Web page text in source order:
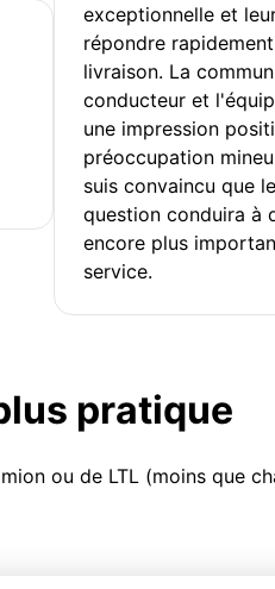
exceptionnelle et
répondre
livraison. La
conducteur et
une impression
préoccupation
suis convaincu que
question conduira à
encore plus
service.
pratique
ou de LTL (moins que